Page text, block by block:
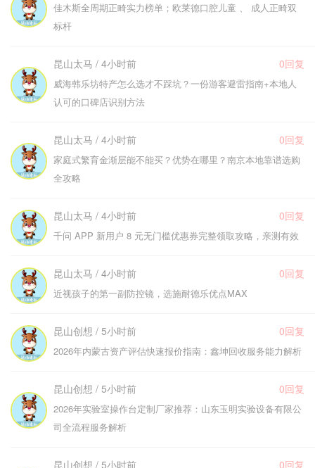
佳木斯全周期正畸实力榜单；欧莱德口腔儿童 、 成人正畸双
标杆
昆山太马 / 4小时前 0回复
威海韩乐坊特产怎么选才不踩坑？一份游客避雷指南+本地人
认可的口碑店识别方法
昆山太马 / 4小时前 0回复
家庭式繁育金渐层能不能买？优势在哪里？南京本地靠谱选购
全攻略
昆山太马 / 4小时前 0回复
千问 APP 新用户 8 元无门槛优惠券完整领取攻略，亲测有效
昆山太马 / 4小时前 0回复
近视孩子的第一副防控镜，选施耐德乐优点MAX
昆山创想 / 5小时前 0回复
2026年内蒙古资产评估快速报价指南：鑫坤回收服务能力解析
昆山创想 / 5小时前 0回复
2026年实验室操作台定制厂家推荐：山东玉明实验设备有限公
司全流程服务解析
昆山创想 / 5小时前 0回复